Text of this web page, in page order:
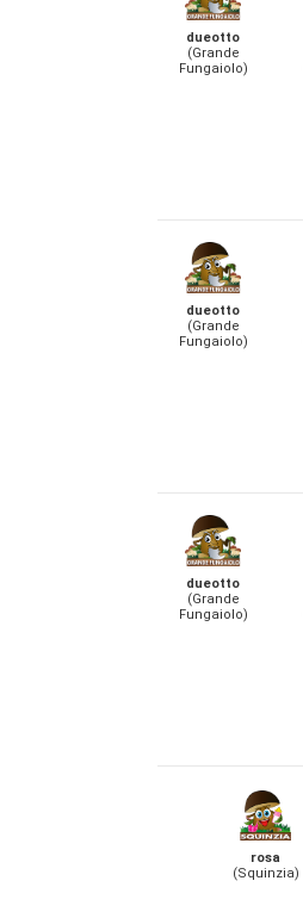
dueotto
(Grande
Fungaiolo)
dueotto
(Grande
Fungaiolo)
dueotto
(Grande
Fungaiolo)
rosa
(Squinzia)